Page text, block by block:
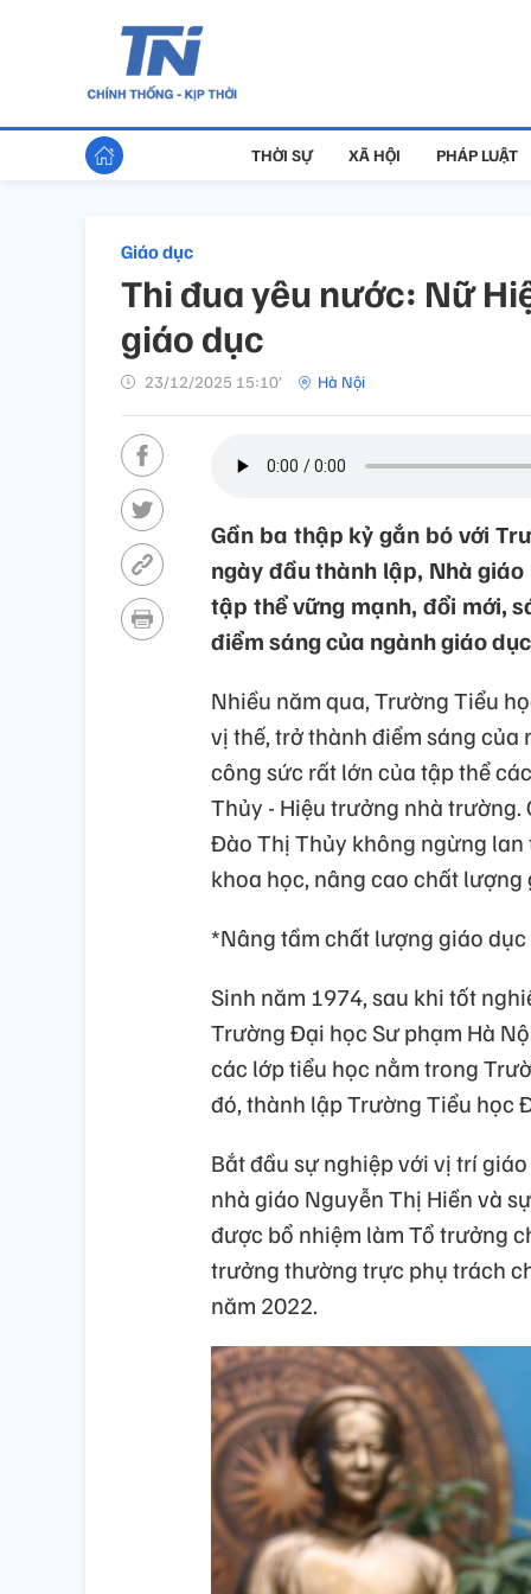
THỜI SỰ XÃ HỘI PHÁP LUẬT
Giáo dục
Thi đua yêu nước: Nữ
giáo dục
23/12/2025 15:10’ Hà Nội
Gần ba thập kỷ gắn bó với
ngày đầu thành lập, Nhà
tập thể vững mạnh, đổi mới,
điểm sáng của ngành giáo
Nhiều năm qua, Trường Tiểu
vị thế, trở thành điểm sáng
công sức rất lớn của tập thể
Thủy - Hiệu trưởng nhà trường.
Đào Thị Thủy không ngừng
khoa học, nâng cao chất
*Nâng tầm chất lượng giáo
Sinh năm 1974, sau khi tốt
Trường Đại học Sư phạm Hà
các lớp tiểu học nằm trong
đó, thành lập Trường Tiểu học
Bắt đầu sự nghiệp với vị trí
nhà giáo Nguyễn Thị Hiền và
được bổ nhiệm làm Tổ trưởng
trưởng thường trực phụ trách
năm 2022.